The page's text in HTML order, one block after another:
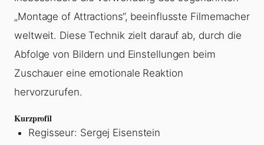
„Montage of Attractions“, beeinflusste Filmemacher
weltweit. Diese Technik zielt darauf ab, durch die
Abfolge von Bildern und Einstellungen beim
Zuschauer eine emotionale Reaktion
hervorzurufen.
Kurzprofil
Regisseur: Sergej Eisenstein